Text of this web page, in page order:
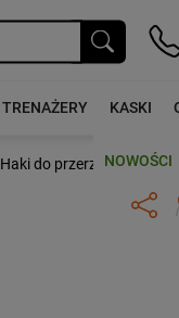
TRENAŻERY KASKI
NOWOŚCI
Haki do przerzutek › Hak